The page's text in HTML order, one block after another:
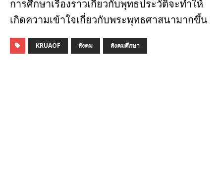
การศึกษาเรื่องราวเกี่ยวกับพุทธประวัติจะทำให้
เกิดความเข้าใจเกี่ยวกับพระพุทธศาสนามากขึ้น
KRUAOF สังคม สังคมศึกษา